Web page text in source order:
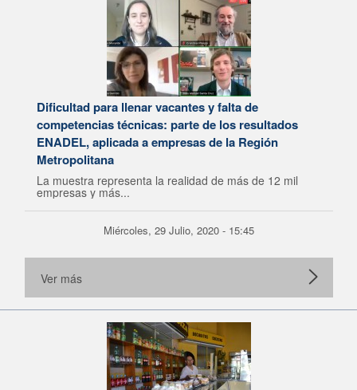
Dificultad para llenar vacantes y falta de
competencias técnicas: parte de los resultados
ENADEL, aplicada a empresas de la Región
Metropolitana
La muestra representa la realidad de más de 12 mil
empresas y más...
Miércoles, 29 Julio, 2020 - 15:45
Ver más